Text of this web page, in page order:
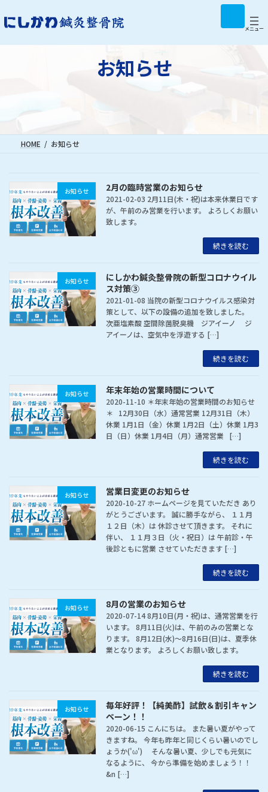
ン
テ
ン
ビ
ゲ
ー
ア
コ メニュー
お知らせ
HOME お知らせ
お知らせ 2月の臨時営業のお知らせ
2021-02-03 2月11日(木・祝)は本来休業日です
が、午前のみ営業を行います。 よろしくお願い
致します。
続きを読む
お知らせ
にしかわ鍼灸整骨院の新型コロナウイル
ス対策③
2021-01-08 当院の新型コロナウイルス感染対
策として、以下の設備の追加を致しました。
次亜塩素酸 空間除菌脱臭機 ジアイーノ ジ
アイーノは、空気中を浮遊する […]
続きを読む
お知らせ 年末年始の営業時間について
2020-11-10 ＊年末年始の営業時間のお知らせ
＊ 12月30日（水）通常営業 12月31日（木）
休業 1月1日（金）休業 1月2日（土）休業 1月3
日（日）休業 1月4日（月）通常営業 […]
続きを読む
お知らせ 営業日変更のお知らせ
2020-10-27 ホームページを見ていただき あり
がとうございます。 誠に勝手ながら、 １１月
１２日（木）は 休診させて頂きます。 それに
伴い、 １１月３日（火・祝日）は 午前診・午
後診ともに営業 させていただきます […]
続きを読む
お知らせ 8月の営業のお知らせ
2020-07-14 8月10日(月・祝)は、通常営業を行
います。 8月11日(火)は、午前のみの営業とな
ります。 8月12日(水)～8月16日(日)は、夏季休
業となります。 よろしくお願い致します。
続きを読む
お知らせ
毎年好評！【純美酢】試飲＆割引キャン
ペーン！！
2020-06-15 こんにちは。 また暑い夏がやって
きますね。 今年も昨年と同じくらい暑いのでし
ょうか('ω') そんな暑い夏、少しでも元気に
なるように、 今から準備を始めましょう！！
&n […]